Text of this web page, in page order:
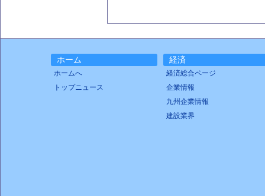
ホーム
ホームへ
トップニュース
経済
経済総合ページ
企業情報
九州企業情報
建設業界